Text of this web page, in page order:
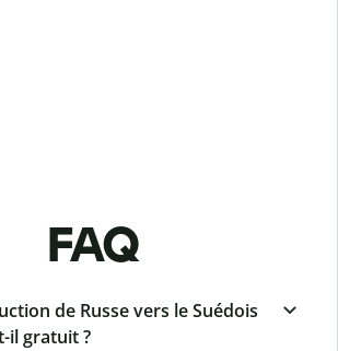
FAQ
de Russe vers le Suédois
il gratuit ?